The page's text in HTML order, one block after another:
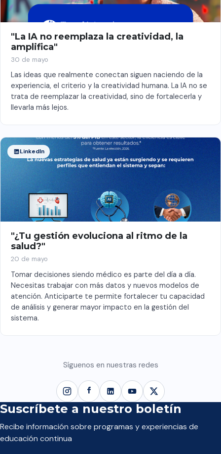
"La IA no reemplaza la creatividad, la
amplifica"
30 de mayo
Las ideas que realmente conectan siguen naciendo de la
experiencia, el criterio y la creatividad humana. La IA no se
trata de reemplazar la creatividad, sino de fortalecerla y
llevarla más lejos.
LinkedIn
"¿Tu gestión evoluciona al ritmo de la
salud?"
20 de mayo
Tomar decisiones siendo médico es parte del día a día.
Necesitas trabajar con más datos y nuevos modelos de
atención. Anticiparte te permite fortalecer tu capacidad
de análisis y generar mayor impacto en la gestión del
sistema.
Síguenos en nuestras redes
Suscríbete a nuestro boletín
Recibe información sobre programas y experiencias de
educación continua